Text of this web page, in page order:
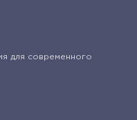
для современного